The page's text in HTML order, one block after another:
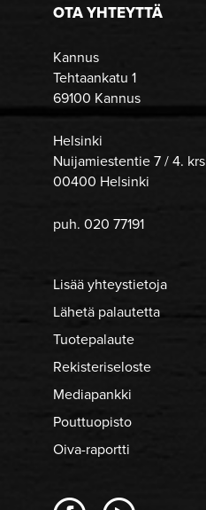
OTA YHTEYTTÄ
Kannus
Tehtaankatu 1
69100 Kannus
Helsinki
Nuijamiestentie 7 / 4. krs
00400 Helsinki
puh. 020 77191
Lisää yhteystietoja
Lähetä palautetta
Tuotepalaute
Rekisteriseloste
Mediapankki
Pouttuopisto
Oiva-raportti